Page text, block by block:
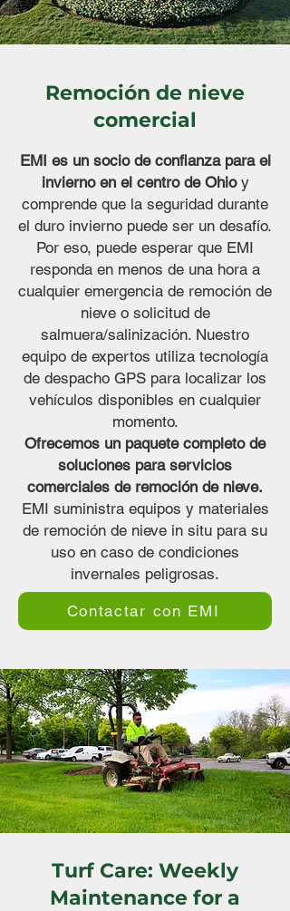
Remoción de nieve
comercial
EMI es un socio de confianza para el
invierno en el centro de Ohioy
comprende que la seguridad durante
el duro invierno puede ser un desafío.
Por eso, puede esperar que EMI
responda en menos de una hora a
cualquier emergencia de remoción de
nieve o solicitud de
salmuera/salinización. Nuestro
equipo de expertos utiliza tecnología
de despacho GPS para localizar los
vehículos disponibles en cualquier
momento.
Ofrecemos un paquete completo de
soluciones para servicios
comerciales de remoción de nieve.
EMI suministra equipos y materiales
de remoción de nieve in situ para su
uso en caso de condiciones
invernales peligrosas.
Contactar con EMI
Turf Care: Weekly
Maintenance for a